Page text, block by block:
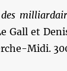
des
Gall et
Midi.